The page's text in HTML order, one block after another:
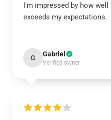
I’m impressed by how
exceeds my expectations.
G Gabriel
Verified owner